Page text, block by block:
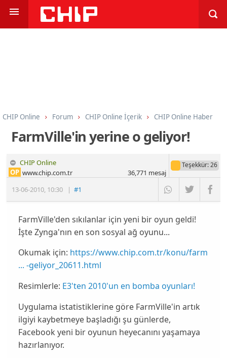
CHIP Online Forum CHIP Online İçerik CHIP Online Haber
FarmVille'in yerine o geliyor!
CHIP Online
13-06-2010, 10:30 |#1
OP www.chip.com.tr
Teşekkür: 26
36,771 mesaj
FarmVille'den sıkılanlar için yeni bir oyun geldi!
İşte Zynga'nın en son sosyal ağ oyunu...
Okumak için: https://www.chip.com.tr/konu/farm
... -geliyor_20611.html
Resimlerle: E3'ten 2010'un en bomba oyunları!
Uygulama istatistiklerine göre FarmVille'in artık
ilgiyi kaybetmeye başladığı şu günlerde,
Facebook yeni bir oyunun heyecanını yaşamaya
hazırlanıyor.